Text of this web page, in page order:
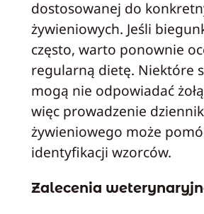
dostosowanej do
żywieniowych. Jeśli
często, warto ponownie
regularną dietę. Niektóre
mogą nie odpowiadać
więc prowadzenie
żywieniowego może
identyfikacji wzorców.
Zalecenia